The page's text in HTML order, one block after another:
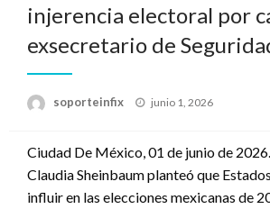
injerencia electoral por
exsecretario de
soporteinfix
Publicado
junio 1, 2026
Ciudad De México, 01 de junio de
Claudia Sheinbaum planteó que
influir en las elecciones mexicanas de